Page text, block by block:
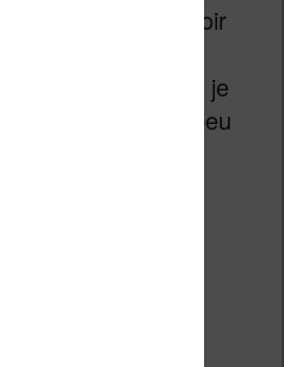
(voir
sont pas
livres audio, mais je
évoluer dans peu
de nouveaux
voir les
Kobo en ce